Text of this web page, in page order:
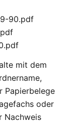
90.pdf
mit dem
Papierbelege
oder
Nachweis